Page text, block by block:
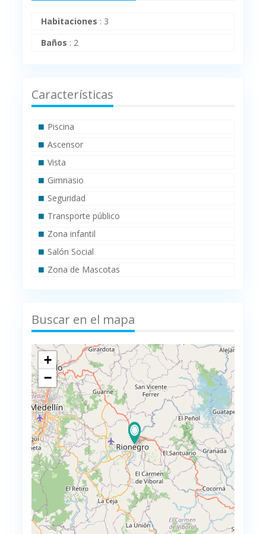
Habitaciones : 3
Baños : 2
Características
Piscina
Ascensor
Vista
Gimnasio
Seguridad
Transporte público
Zona infantil
Salón Social
Zona de Mascotas
Buscar en el mapa
+
−